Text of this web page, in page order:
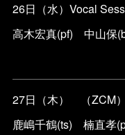
26日（水）Vocal
高木宏真(pf) 中山
27日（木） （ZCM）
鹿嶋千鶴(ts) 楠直